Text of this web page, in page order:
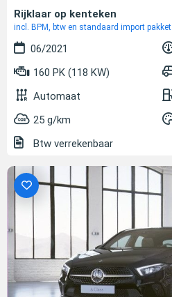
Rijklaar op kenteken
incl. BPM, btw en standaard import pakket
06/2021
160 PK (118 KW)
Automaat
25 g/km
Btw verrekenbaar